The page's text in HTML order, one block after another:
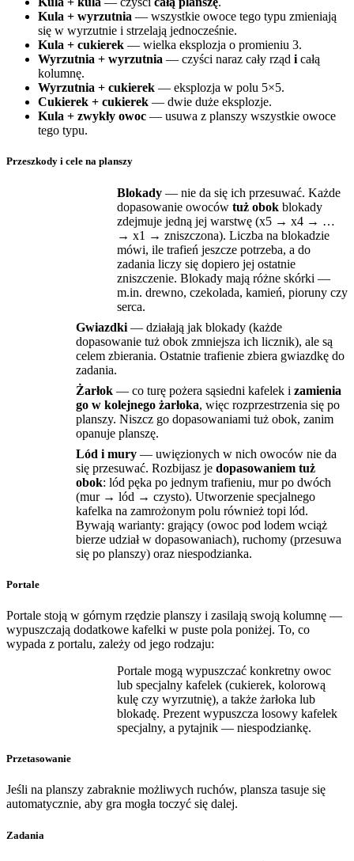
Kula + wyrzutnia — wszystkie owoce tego typu zmieniają
się w wyrzutnie i strzelają jednocześnie.
Kula + cukierek — wielka eksplozja o promieniu 3.
Wyrzutnia + wyrzutnia — czyści naraz cały rząd i całą
kolumnę.
Wyrzutnia + cukierek — eksplozja w polu 5×5.
Cukierek + cukierek — dwie duże eksplozje.
Kula + zwykły owoc — usuwa z planszy wszystkie owoce
tego typu.
Przeszkody i cele na planszy
Blokady — nie da się ich przesuwać. Każde
dopasowanie owoców tuż obok blokady
zdejmuje jedną jej warstwę (x5 → x4 → …
→ x1 → zniszczona). Liczba na blokadzie
mówi, ile trafień jeszcze potrzeba, a do
zadania liczy się dopiero jej ostatnie
zniszczenie. Blokady mają różne skórki —
m.in. drewno, czekolada, kamień, pioruny czy
serca.
Gwiazdki — działają jak blokady (każde
dopasowanie tuż obok zmniejsza ich licznik), ale są
celem zbierania. Ostatnie trafienie zbiera gwiazdkę do
zadania.
Żarłok — co turę pożera sąsiedni kafelek i zamienia
go w kolejnego żarłoka, więc rozprzestrzenia się po
planszy. Niszcz go dopasowaniami tuż obok, zanim
opanuje planszę.
Lód i mury — uwięzionych w nich owoców nie da
się przesuwać. Rozbijasz je dopasowaniem tuż
obok: lód pęka po jednym trafieniu, mur po dwóch
(mur → lód → czysto). Utworzenie specjalnego
kafelka na zamrożonym polu również topi lód.
Bywają warianty: grający (owoc pod lodem wciąż
bierze udział w dopasowaniach), ruchomy (przesuwa
się po planszy) oraz niespodzianka.
Portale
Portale stoją w górnym rzędzie planszy i zasilają swoją kolumnę —
wypuszczają dodatkowe kafelki w puste pola poniżej. To, co
wypada z portalu, zależy od jego rodzaju:
Portale mogą wypuszczać konkretny owoc
lub specjalny kafelek (cukierek, kolorową
kulę czy wyrzutnię), a także żarłoka lub
blokadę. Prezent wypuszcza losowy kafelek
specjalny, a pytajnik — niespodziankę.
Przetasowanie
Jeśli na planszy zabraknie możliwych ruchów, plansza tasuje się
automatycznie, aby gra mogła toczyć się dalej.
Zadania